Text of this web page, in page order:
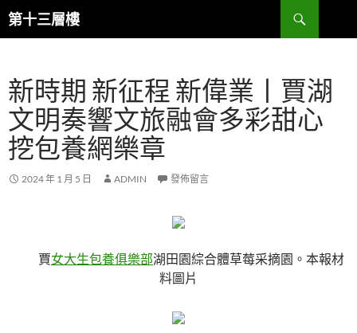
跳
至
內
容
第十三層樓
搜
尋
新時期 新征程 新偉業丨賈湖
文明奏響文旅融會多彩甜心
挖包養網樂章
2024 年 1 月 5 日 ADMIN 發佈留言
賈女大生包養俱樂部湖田園綜合體草莓采摘園。本報材
料圖片